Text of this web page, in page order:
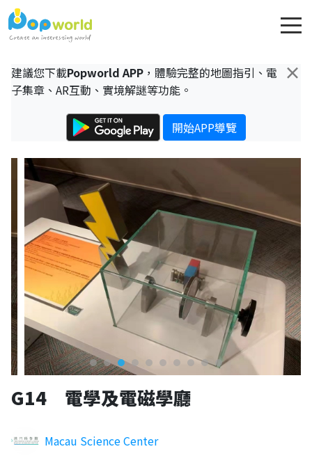
×
建議您下載Popworld APP ，體驗完整的地圖指引、電
子集章、AR互動、實境解謎等功能。
開始APP導覽
G14 電學及電磁學廳
Macau Science Center